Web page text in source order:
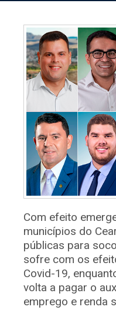
Com efeito
municípios do
públicas para
sofre com os
Covid-19,
volta a pagar o
emprego e renda